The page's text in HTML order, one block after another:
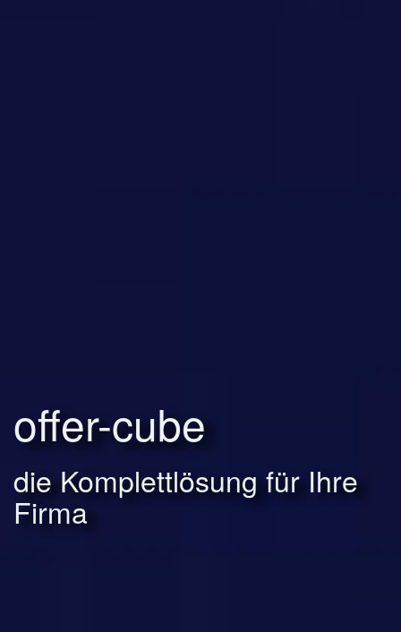
offer-cube
die Komplettlösung für Ihre
Firma